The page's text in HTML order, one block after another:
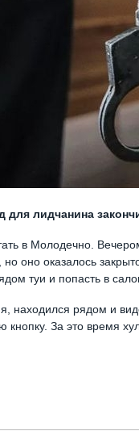
для лидчанина
в Молодечно.
оно оказалось
туи и попасть в
находился рядом и
кнопку. За это время